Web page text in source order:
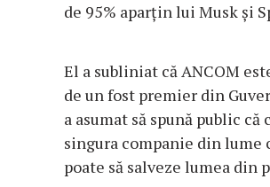
de 95% aparţin lui Musk şi
El a subliniat că ANCOM
de un fost premier din
a asumat să spună public
singura companie din lume
poate să salveze lumea din